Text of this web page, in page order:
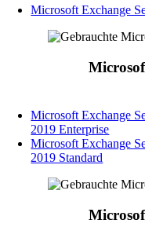
Microsoft Exchange
Microsoft Exchange
2019 Enterprise
Microsoft Exchange
2019 Standard